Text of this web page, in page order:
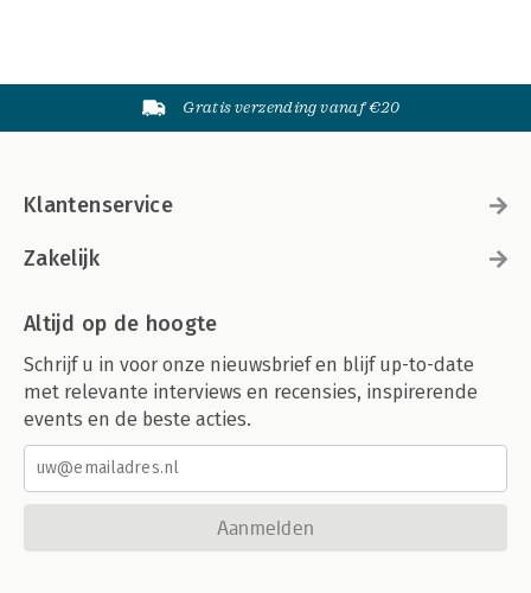
Gratis verzending vanaf €20
Klantenservice
Zakelijk
Altijd op de hoogte
Schrijf u in voor onze nieuwsbrief en blijf up-to-date
met relevante interviews en recensies, inspirerende
events en de beste acties.
Aanmelden